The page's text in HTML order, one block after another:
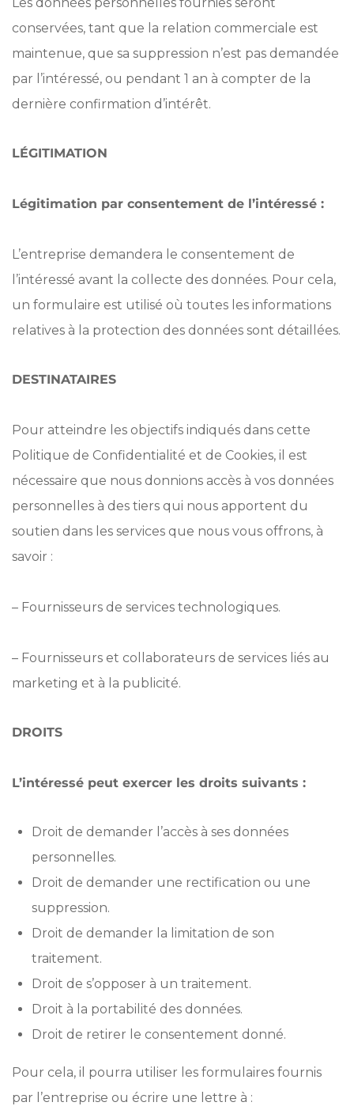
conservées, tant que la relation commerciale est
maintenue, que sa suppression n’est pas demandée
par l’intéressé, ou pendant 1 an à compter de la
dernière confirmation d’intérêt.
LÉGITIMATION
Légitimation par consentement de l’intéressé :
L’entreprise demandera le consentement de
l’intéressé avant la collecte des données. Pour cela,
un formulaire est utilisé où toutes les informations
relatives à la protection des données sont détaillées.
DESTINATAIRES
Pour atteindre les objectifs indiqués dans cette
Politique de Confidentialité et de Cookies, il est
nécessaire que nous donnions accès à vos données
personnelles à des tiers qui nous apportent du
soutien dans les services que nous vous offrons, à
savoir :
– Fournisseurs de services technologiques.
– Fournisseurs et collaborateurs de services liés au
marketing et à la publicité.
DROITS
L’intéressé peut exercer les droits suivants :
Droit de demander l’accès à ses données
personnelles.
Droit de demander une rectification ou une
suppression.
Droit de demander la limitation de son
traitement.
Droit de s’opposer à un traitement.
Droit à la portabilité des données.
Droit de retirer le consentement donné.
Pour cela, il pourra utiliser les formulaires fournis
par l’entreprise ou écrire une lettre à :